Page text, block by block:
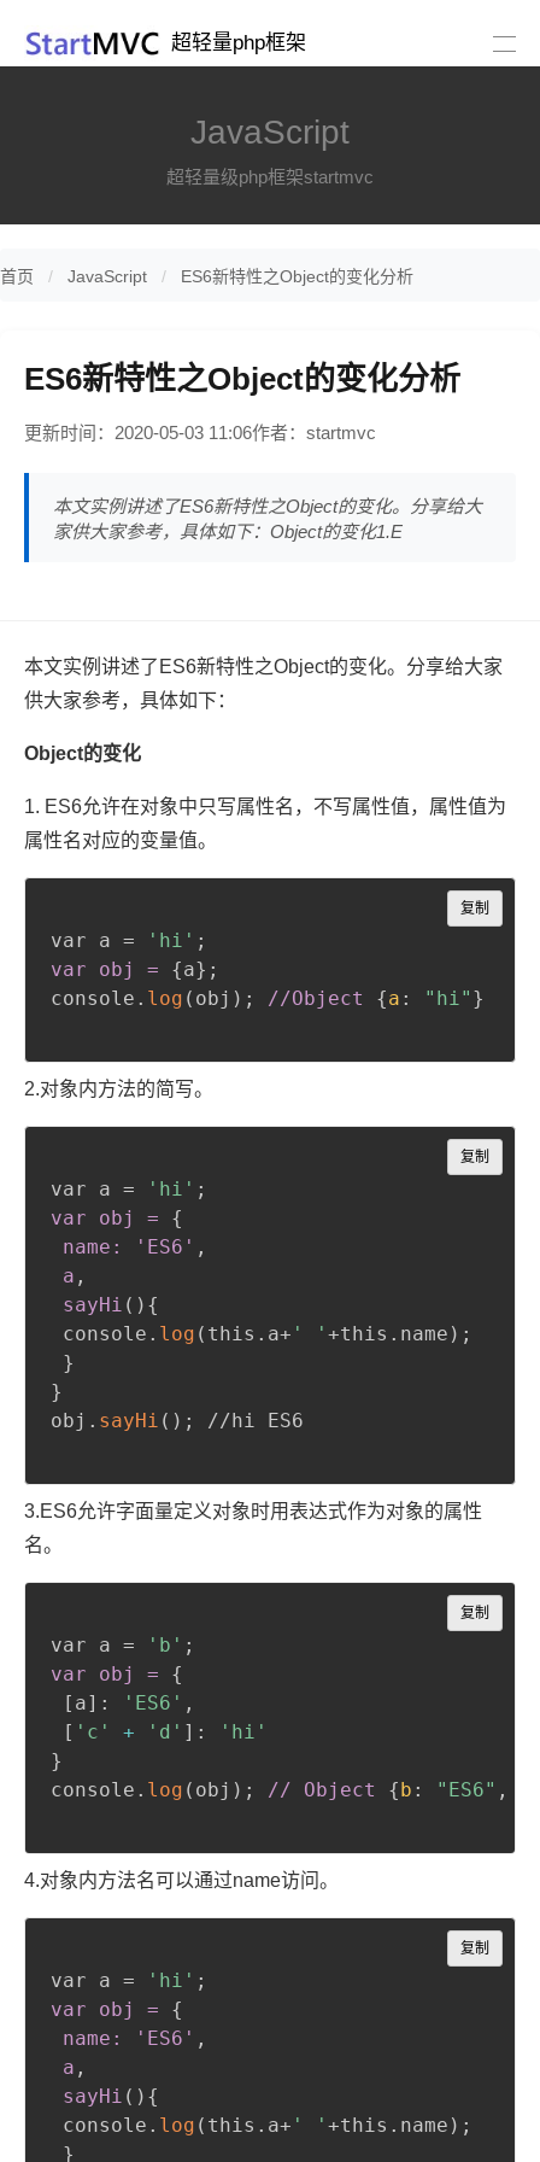
超轻量php框架
JavaScript
超轻量级php框架startmvc
首页 JavaScript ES6新特性之Object的变化分析
ES6新特性之Object的变化分析
更新时间：2020-05-03 11:06作者：startmvc
本文实例讲述了ES6新特性之Object的变化。分享给大
家供大家参考，具体如下：Object的变化1.E
本文实例讲述了ES6新特性之Object的变化。分享给大家
供大家参考，具体如下：
Object的变化
1. ES6允许在对象中只写属性名，不写属性值，属性值为
属性名对应的变量值。
var a = 'hi' ;
var obj =
{a} ;
console. log ( obj ) ; //Object {a : "hi" }
复制
Copy
2.对象内方法的简写。
var a = 'hi' ;
var obj =
{
name: 'ES6' ,
a ,
sayHi ( ) {
console. log ( this.a+ ' ' +this.name ) ;
}
}
obj. sayHi ( ) ; //hi ES6
复制
Copy
3.ES6允许字面量定义对象时用表达式作为对象的属性
名。
var a = 'b' ;
var obj =
{
[a] : 'ES6' ,
[ 'c' + 'd' ] :
'hi'
}
console. log ( obj ) ; // Object {b : "ES6" ,
复制
Copy
4.对象内方法名可以通过name访问。
var a = 'hi' ;
var obj =
{
name: 'ES6' ,
a ,
sayHi ( ) {
console. log ( this.a+ ' ' +this.name ) ;
}
复制
Copy